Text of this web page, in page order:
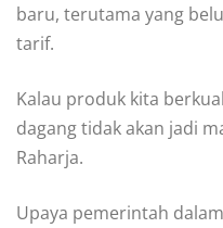
baru, terutama yang
tarif.
Kalau produk kita
dagang tidak akan jadi
Raharja.
Upaya pemerintah